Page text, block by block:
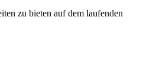
zu bieten auf dem laufenden